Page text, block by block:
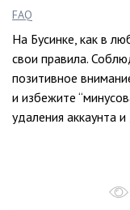
FAQ
На Бусинке, как в
свои правила.
позитивное
и избежите
удаления аккаунта и